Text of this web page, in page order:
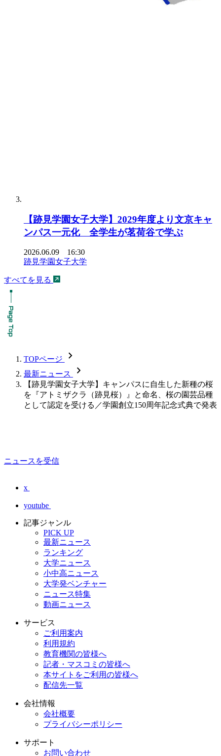
【跡見学園女子大学】2029年度より文京キャ
ンパス一元化 全学生が茗荷谷で学ぶ
2026.06.09 16:30
跡見学園女子大学
すべてを見る
TOPページ chevron_forward
最新ニュース chevron_forward
【跡見学園女子大学】キャンパスに自生した新種の桜
を『アトミザクラ（跡見桜）』と命名、桜の園芸品種
として認定を受ける／学園創立150周年記念式典で発表
ニュースを受信
x
youtube
記事ジャンル
PICK UP
最新ニュース
ランキング
大学ニュース
小中高ニュース
大学発ベンチャー
ニュース特集
動画ニュース
サービス
ご利用案内
利用規約
教育機関の皆様へ
記者・マスコミの皆様へ
本サイトをご利用の皆様へ
配信先一覧
会社情報
会社概要
プライバシーポリシー
サポート
お問い合わせ